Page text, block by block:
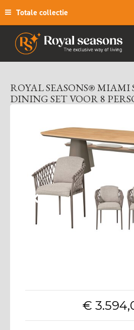
Totale collectie
ROYAL SEASONS® MIAMI
DINING SET VOOR 8
€ 3.594,